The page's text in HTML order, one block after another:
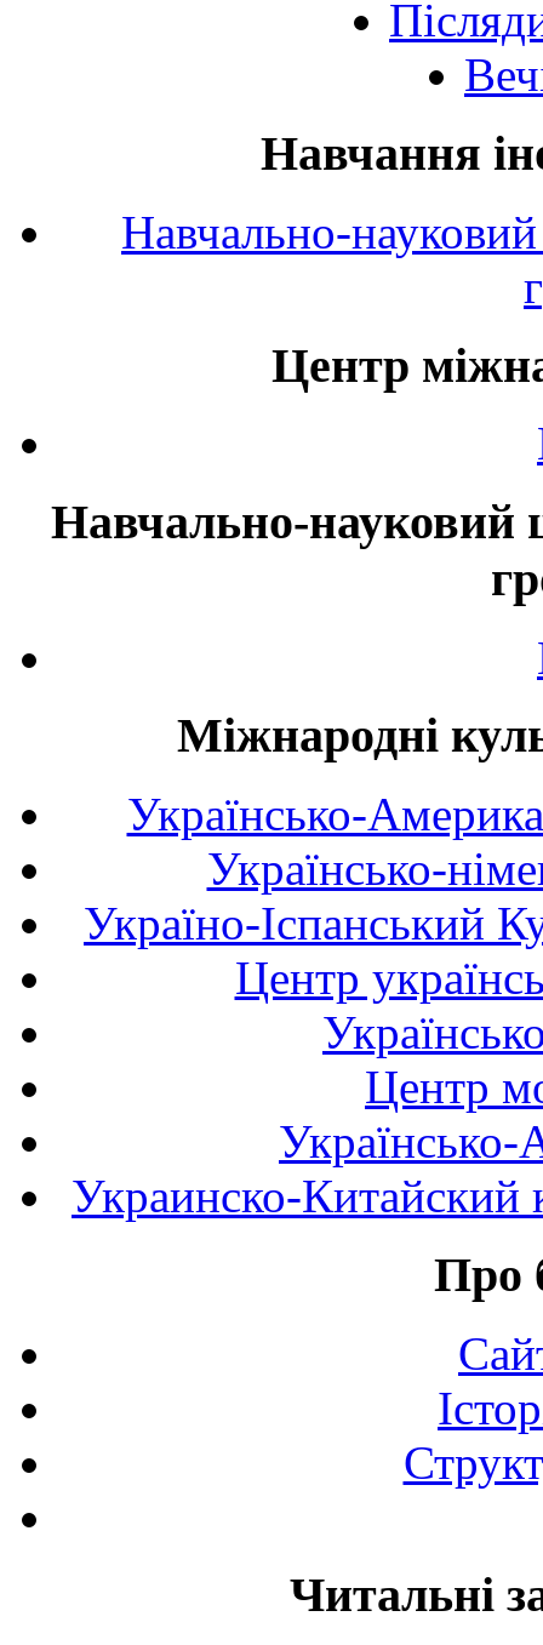
Навчання
Навчально-
Центр
Навчально-науковий
Міжнародні
Українсько-
Українсько-
Україно-Іспанський
Центр
Центр
Українсько-
Украинско-Китайский
Про
Читальні